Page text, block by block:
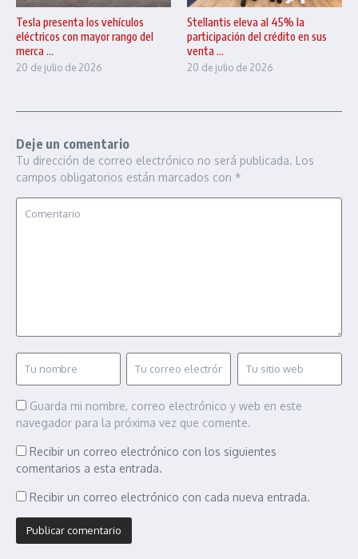
Tesla presenta los vehículos
eléctricos con mayor rango del
merca ...
20 de julio de 2026
Stellantis eleva al 45% la
participación del crédito en sus
venta ...
20 de julio de 2026
Deje un comentario
Tu dirección de correo electrónico no será publicada. Los
campos obligatorios están marcados con *
Guarda mi nombre, correo electrónico y web en este
navegador para la próxima vez que comente.
Recibir un correo electrónico con los siguientes
comentarios a esta entrada.
Recibir un correo electrónico con cada nueva entrada.